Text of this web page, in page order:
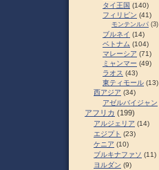
タイ王国 (140)
フィリピン (41)
モンテンルパ (3)
ブルネイ (14)
ベトナム (104)
マレーシア (71)
ミャンマー (49)
ラオス (43)
東ティモール (13)
西アジア (34)
アゼルバイジャン
アフリカ (199)
アルジェリア (14)
エジプト (23)
ケニア (10)
ブルキナファソ (11)
ヨルダン (9)